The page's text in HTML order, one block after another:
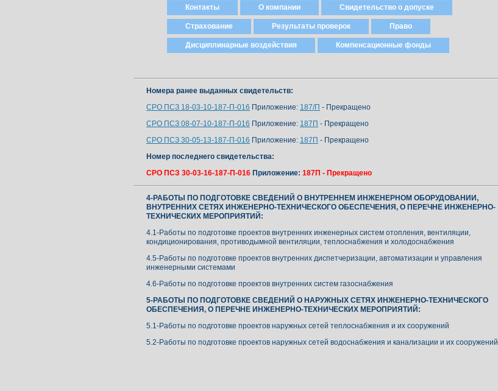
Контакты О компании Свидетельство о допуске
Страхование Результаты проверок Право
Дисциплинарные воздействия Компенсационные фонды
Номера ранее выданных свидетельств:
СРО ПСЗ 18-03-10-187-П-016 Приложение: 187/П - Прекращено
СРО ПСЗ 08-07-10-187-П-016 Приложение: 187П - Прекращено
СРО ПСЗ 30-05-13-187-П-016 Приложение: 187П - Прекращено
Номер последнего свидетельства:
СРО ПСЗ 30-03-16-187-П-016 Приложение: 187П - Прекращено
4-РАБОТЫ ПО ПОДГОТОВКЕ СВЕДЕНИЙ О ВНУТРЕННЕМ ИНЖЕНЕРНОМ ОБОРУДОВАНИИ,
ВНУТРЕННИХ СЕТЯХ ИНЖЕНЕРНО-ТЕХНИЧЕСКОГО ОБЕСПЕЧЕНИЯ, О ПЕРЕЧНЕ ИНЖЕНЕРНО-
ТЕХНИЧЕСКИХ МЕРОПРИЯТИЙ:
4.1-Работы по подготовке проектов внутренних инженерных систем отопления, вентиляции,
кондиционирования, противодымной вентиляции, теплоснабжения и холодоснабжения
4.5-Работы по подготовке проектов внутренних диспетчеризации, автоматизации и управления
инженерными системами
4.6-Работы по подготовке проектов внутренних систем газоснабжения
5-РАБОТЫ ПО ПОДГОТОВКЕ СВЕДЕНИЙ О НАРУЖНЫХ СЕТЯХ ИНЖЕНЕРНО-ТЕХНИЧЕСКОГО
ОБЕСПЕЧЕНИЯ, О ПЕРЕЧНЕ ИНЖЕНЕРНО-ТЕХНИЧЕСКИХ МЕРОПРИЯТИЙ:
5.1-Работы по подготовке проектов наружных сетей теплоснабжения и их сооружений
5.2-Работы по подготовке проектов наружных сетей водоснабжения и канализации и их сооружений